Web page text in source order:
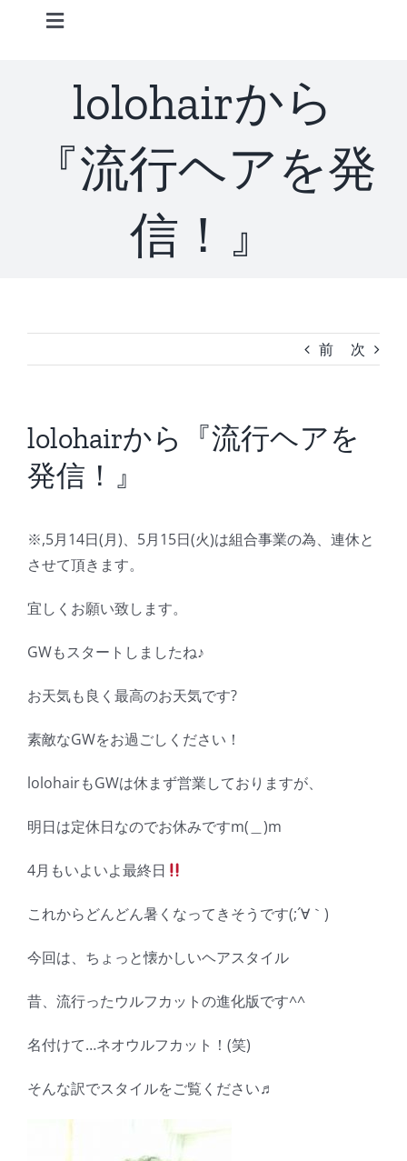
Toggle
STAFF
ACCESS
BLOG
Reservation
lolohairから
『流行ヘアを発
信！』
前 次
lolohairから『流行ヘアを
発信！』
※,5月14日(月)、5月15日(火)は組合事業の為、連休と
させて頂きます。
宜しくお願い致します。
GWもスタートしましたね♪
お天気も良く最高のお天気です?
素敵なGWをお過ごしください！
lolohairもGWは休まず営業しておりますが、
明日は定休日なのでお休みですm(＿)m
4月もいよいよ最終日
これからどんどん暑くなってきそうです(;´∀｀)
今回は、ちょっと懐かしいヘアスタイル
昔、流行ったウルフカットの進化版です^^
名付けて…ネオウルフカット！(笑)
そんな訳でスタイルをご覧ください♬